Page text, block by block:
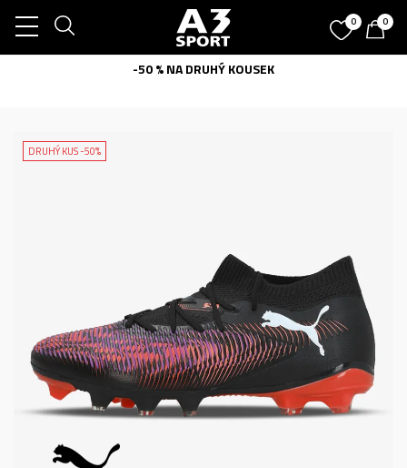
0 0
-50 % NA DRUHÝ KOUSEK
DRUHÝ KUS -50%